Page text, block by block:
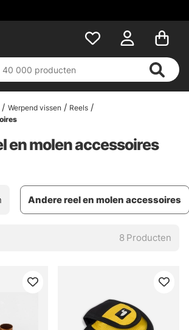
Werpend vissen
Reels
en molen accessoires
Andere reel en molen accessoires
8 Producten